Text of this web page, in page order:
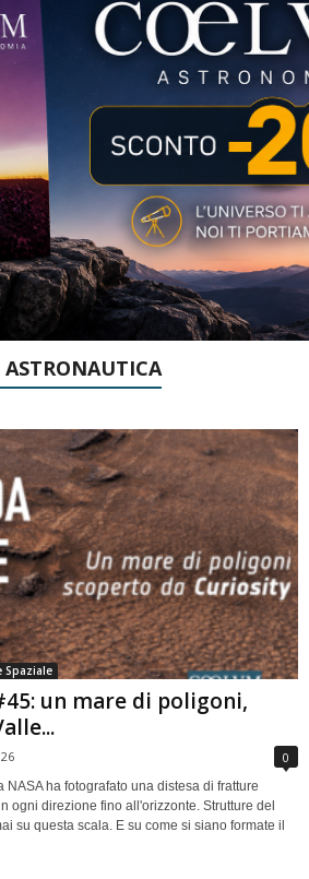
ASTRONAUTICA
Spaziale
un mare di poligoni,
0
ha fotografato una distesa di fratture
ogni direzione fino all'orizzonte. Strutture del
su questa scala. E su come si siano formate il